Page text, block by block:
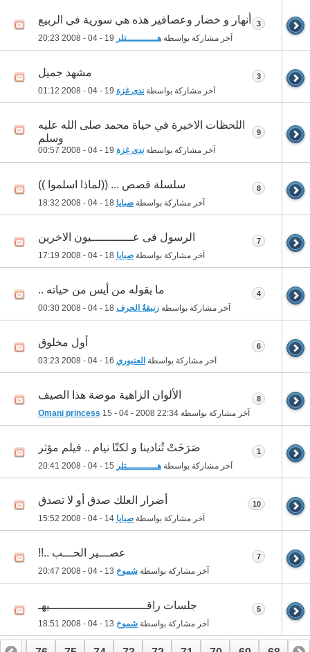
أنهار و خضار وعصافير هذه هي سورية في الربيع
آخر مشاركة بواسطة هـــــــــــتلر 20:23
3
مشهد جميل
آخر مشاركة بواسطة ندى غزة 01:12
3
اللحظات الاخيرة في حياة محمد صلى الله عليه
وسلم
آخر مشاركة بواسطة ندى غزة 00:57
9
سلسلة قصص ... ((لماذا اسلموا ))
آخر مشاركة بواسطة صبايا 18:32
8
الرسول فى عــــــــــــيون الاخرين
آخر مشاركة بواسطة صبايا 17:19
7
ما يقوله من أيس من حياته ..
آخر مشاركة بواسطة زنبقةُ الحرف 00:30
4
أول مخلوق
آخر مشاركة بواسطة العنبوري 03:23
6
الألوان الزاهية موضة هذا الصيف
آخر مشاركة بواسطة Omani princess 15 - 04 - 2008 22:34
8
صَرَخَتْ تُنادينا و لكنّا نيام .. فيلم مؤثر
آخر مشاركة بواسطة هـــــــــــتلر 20:41
1
أضرار العلك صدق أو لا تصدق
آخر مشاركة بواسطة صبايا 15:52
10
عصـــير الحـــب ..!!
آخر مشاركة بواسطة شموخ 20:47
7
جلسات راقــــــــــــــــــــــــــــيهـ
آخر مشاركة بواسطة شموخ 18:51
5